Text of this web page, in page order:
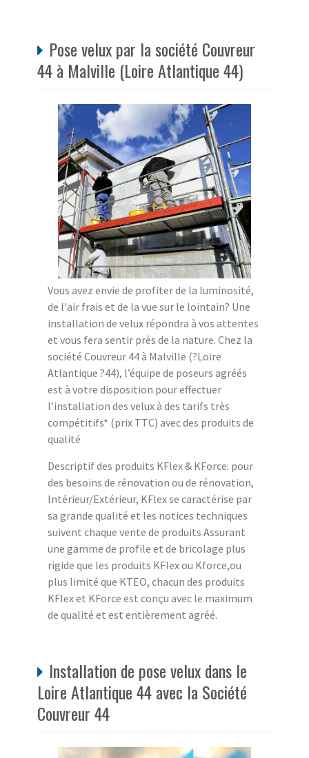
Pose velux par la société Couvreur
44 à Malville (Loire Atlantique 44)
Vous avez envie de profiter de la luminosité,
de l'air frais et de la vue sur le lointain? Une
installation de velux répondra à vos attentes
et vous fera sentir près de la nature. Chez la
société Couvreur 44 à Malville (?Loire
Atlantique ?44), l’équipe de poseurs agréés
est à votre disposition pour effectuer
l’installation des velux à des tarifs très
compétitifs* (prix TTC) avec des produits de
qualité
Descriptif des produits KFlex & KForce: pour
des besoins de rénovation ou de rénovation,
Intérieur/Extérieur, KFlex se caractérise par
sa grande qualité et les notices techniques
suivent chaque vente de produits Assurant
une gamme de profile et de bricolage plus
rigide que les produits KFlex ou Kforce,ou
plus limité que KTEO, chacun des produits
KFlex et KForce est conçu avec le maximum
de qualité et est entièrement agréé.
Installation de pose velux dans le
Loire Atlantique 44 avec la Société
Couvreur 44